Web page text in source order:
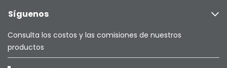
Síguenos
Consulta los costos y las comisiones de nuestros
productos